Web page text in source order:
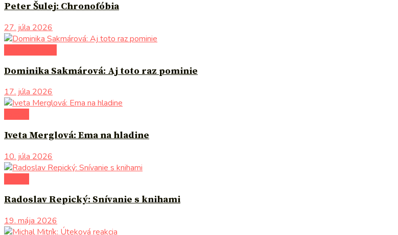
Peter Šulej: Chronofóbia
27. júla 2026
Dominika Sakmárová: Aj toto raz pominie
17. júla 2026
Iveta Merglová: Ema na hladine
10. júla 2026
Radoslav Repický: Snívanie s knihami
19. mája 2026